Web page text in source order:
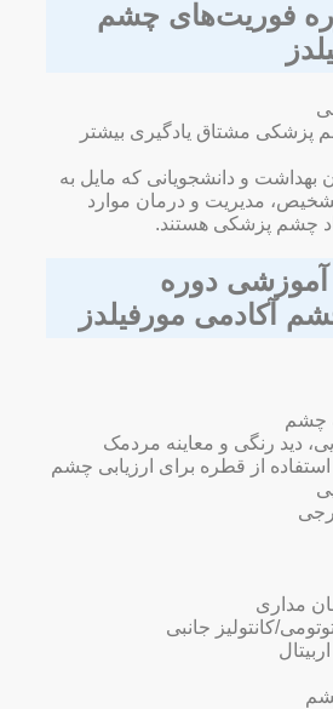
فوریت‌های چشم
پزشکی مشتاق یادگیری بیشتر
و دانشجویانی که مایل به
مدیریت و درمان موارد
چشم پزشکی هستند.
دوره
آکادمی مورفیلدز
چشم
دید رنگی و معاینه مردمک
استفاده از قطره برای ارزیابی چشم
مداری
کانتولیز جانبی